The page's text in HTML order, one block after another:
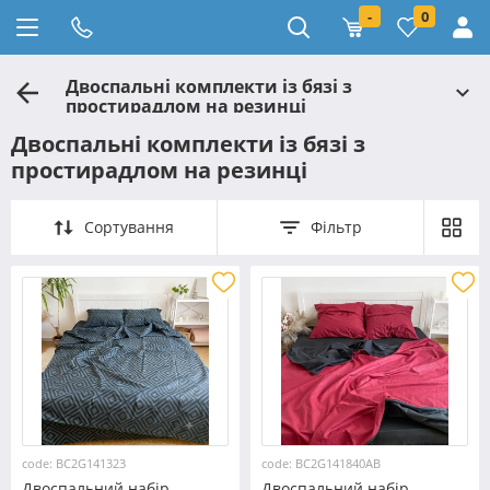
- 0
Двоспальні комплекти із бязі з
простирадлом на резинці
Двоспальні комплекти із бязі з
простирадлом на резинці
Сортування Фільтр
code: BC2G141323 code: BC2G141840АВ